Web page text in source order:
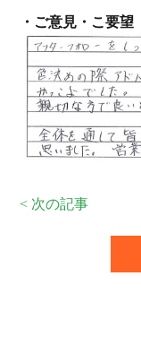
・ご意見・こ要望
< 次の記事